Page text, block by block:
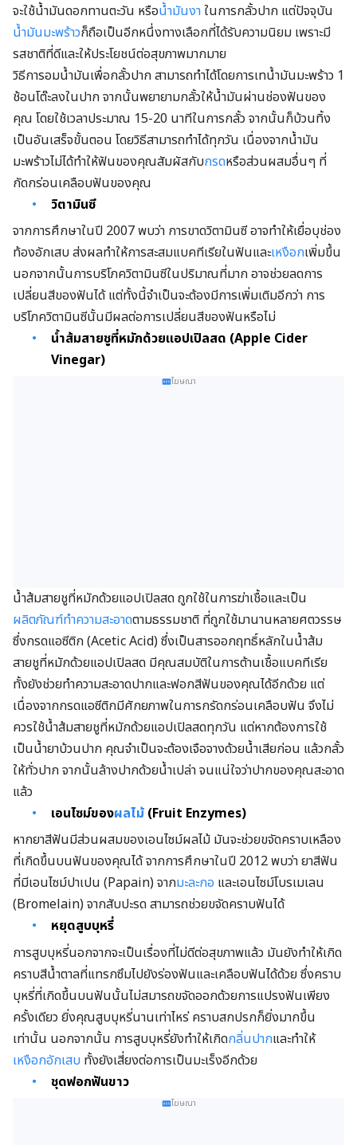
จะใช้น้ำมันดอกทานตะวัน หรือน้ำมันงาในการกลั้วปาก แต่ปัจจุบัน
น้ำมันมะพร้าวก็ถือเป็นอีกหนึ่งทางเลือกที่ได้รับความนิยม เพราะมี
รสชาติที่ดีและให้ประโยชน์ต่อสุขภาพมากมาย
วิธีการอมน้ำมันเพื่อกลั้วปาก สามารถทำได้โดยการเทน้ำมันมะพร้าว 1
ช้อนโต๊ะลงในปาก จากนั้นพยายามกลั้วให้น้ำมันผ่านช่องฟันของ
คุณ โดยใช้เวลาประมาณ 15-20 นาทีในการกลั้ว จากนั้นก็บ้วนทิ้ง
เป็นอันเสร็จขั้นตอน โดยวิธีสามารถทำได้ทุกวัน เนื่องจากน้ำมัน
มะพร้าวไม่ได้ทำให้ฟันของคุณสัมผัสกับกรดหรือส่วนผสมอื่นๆ ที่
กัดกร่อนเคลือบฟันของคุณ
วิตามินซี
จากการศึกษาในปี 2007 พบว่า การขาดวิตามินซี อาจทำให้เยื่อบุช่อง
ท้องอักเสบ ส่งผลทำให้การสะสมแบคทีเรียในฟันและเหงือกเพิ่มขึ้น
นอกจากนั้นการบริโภควิตามินซีในปริมาณที่มาก อาจช่วยลดการ
เปลี่ยนสีของฟันได้ แต่ทั้งนี้จำเป็นจะต้องมีการเพิ่มเติมอีกว่า การ
บริโภควิตามินซีนั้นมีผลต่อการเปลี่ยนสีของฟันหรือไม่
น้ำส้มสายชูที่หมักด้วยแอปเปิลสด (Apple Cider
Vinegar)
โฆษณา
น้ำส้มสายชูที่หมักด้วยแอปเปิลสด ถูกใช้ในการฆ่าเชื้อและเป็น
ผลิตภัณฑ์ทำความสะอาดตามธรรมชาติ ที่ถูกใช้มานานหลายศตวรรษ
ซึ่งกรดแอซีติก (Acetic Acid) ซึ่งเป็นสารออกฤทธิ์หลักในน้ำส้ม
สายชูที่หมักด้วยแอปเปิลสด มีคุณสมบัติในการต้านเชื้อแบคทีเรีย
ทั้งยังช่วยทำความสะอาดปากและฟอกสีฟันของคุณได้อีกด้วย แต่
เนื่องจากกรดแอซีติกมีศักยภาพในการกรัดกร่อนเคลือบฟัน จึงไม่
ควรใช้น้ำส้มสายชูที่หมักด้วยแอปเปิลสดทุกวัน แต่หากต้องการใช้
เป็นน้ำยาบ้วนปาก คุณจำเป็นจะต้องเจือจางด้วยน้ำเสียก่อน แล้วกลั้ว
ให้ทั่วปาก จากนั้นล้างปากด้วยน้ำเปล่า จนแน่ใจว่าปากของคุณสะอาด
แล้ว
เอนไซม์ของผลไม้ (Fruit Enzymes)
หากยาสีฟันมีส่วนผสมของเอนไซม์ผลไม้ มันจะช่วยขจัดคราบเหลือง
ที่เกิดขึ้นบนฟันของคุณได้ จากการศึกษาในปี 2012 พบว่า ยาสีฟัน
ที่มีเอนไซม์ปาเปน (Papain) จากมะละกอ และเอนไซม์โบรเมเลน
(Bromelain) จากสับปะรด สามารถช่วยขจัดคราบฟันได้
หยุดสูบบุหรี่
การสูบบุหรี่นอกจากจะเป็นเรื่องที่ไม่ดีต่อสุขภาพแล้ว มันยังทำให้เกิด
คราบสีน้ำตาลที่แทรกซึมไปยังร่องฟันและเคลือบฟันได้ด้วย ซึ่งคราบ
บุหรี่ที่เกิดขึ้นบนฟันนั้นไม่สมารถขจัดออกด้วยการแปรงฟันเพียง
ครั้งเดียว ยิ่งคุณสูบบุหรี่นานเท่าไหร่ คราบสกปรกก็ยิ่งมากขึ้น
เท่านั้น นอกจากนั้น การสูบบุหรี่ยังทำให้เกิดกลิ่นปากและทำให้
เหงือกอักเสบ ทั้งยังเสี่ยงต่อการเป็นมะเร็งอีกด้วย
ชุดฟอกฟันขาว
โฆษณา